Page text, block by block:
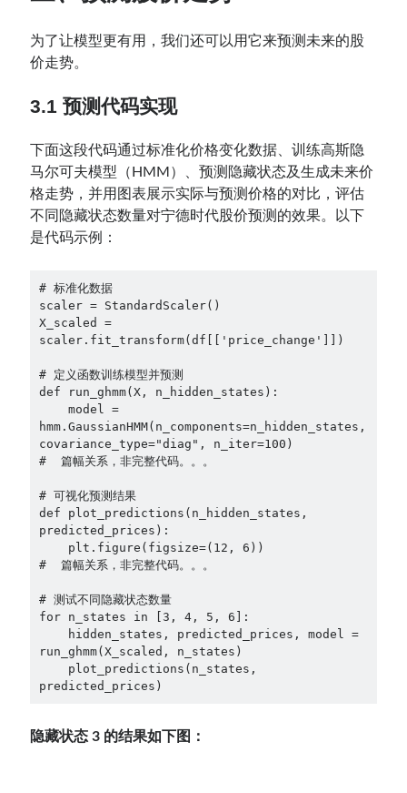
为了让模型更有用，我们还可以用它来预测未来的股
价走势。
3.1 预测代码实现
下面这段代码通过标准化价格变化数据、训练高斯隐
马尔可夫模型（HMM）、预测隐藏状态及生成未来价
格走势，并用图表展示实际与预测价格的对比，评估
不同隐藏状态数量对宁德时代股价预测的效果。以下
是代码示例：
# 标准化数据
scaler = StandardScaler()
X_scaled =
scaler.fit_transform(df[['price_change']])
# 定义函数训练模型并预测
def run_ghmm(X, n_hidden_states):
hmm.GaussianHMM(n_components=n_hidden_states,
covariance_type="diag", n_iter=100)
#  篇幅关系，非完整代码。。。
# 可视化预测结果
def plot_predictions(n_hidden_states,
predicted_prices):
#  篇幅关系，非完整代码。。。
# 测试不同隐藏状态数量
for n_states in [3, 4, 5, 6]:
run_ghmm(X_scaled, n_states)
predicted_prices)
隐藏状态 3 的结果如下图：